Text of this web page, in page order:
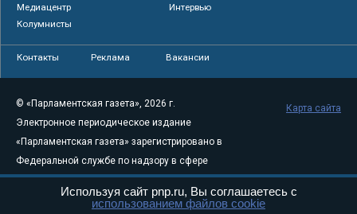
Медиацентр
Интервью
Колумнисты
Контакты Реклама Вакансии
© «Парламентская газета», 2026 г.
Электронное периодическое издание
«Парламентская газета» зарегистрировано в
Федеральной службе по надзору в сфере
связи, информационных технологий и
массовых коммуникаций (Роскомнадзор) 05
Карта сайта
Используя сайт pnp.ru, Вы соглашаетесь с
использованием файлов cookie